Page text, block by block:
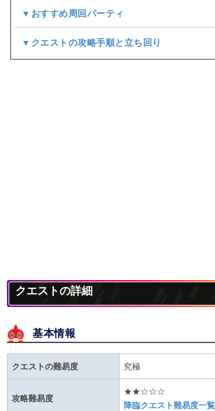
▼おすすめ周回パーティ
▼クエストの攻略手順と立ち回り
クエストの詳細
基本情報
クエストの難易度 究極
攻略難易度
★★☆☆☆
降臨クエスト難易度一覧